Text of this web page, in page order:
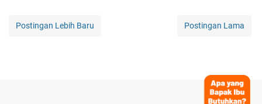
Postingan Lebih Baru Postingan Lama